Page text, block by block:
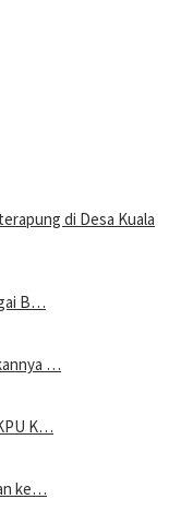
B…
…
K…
ke…